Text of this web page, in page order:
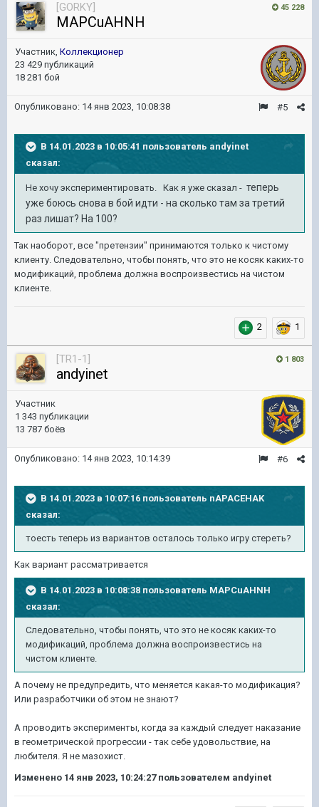
45 228
[GORKY]
MAPCuAHNH
Участник, Коллекционер
23 429 публикаций
18 281 бой
#5
Опубликовано: 14 янв 2023, 10:08:38
В 14.01.2023 в 10:05:41 пользователь andyinet
сказал:
Не хочу экспериментировать. Как я уже сказал - теперь
уже боюсь снова в бой идти - на сколько там за третий
раз лишат? На 100?
Так наоборот, все "претензии" принимаются только к чистому
клиенту. Следовательно, чтобы понять, что это не косяк каких-то
модификаций, проблема должна воспроизвестись на чистом
клиенте.
2 1
1 803
[TR1-1]
andyinet
Участник
1 343 публикации
13 787 боёв
#6
Опубликовано: 14 янв 2023, 10:14:39
В 14.01.2023 в 10:07:16 пользователь nAPACEHAK
сказал:
тоесть теперь из вариантов осталось только игру стереть?
Как вариант рассматривается
В 14.01.2023 в 10:08:38 пользователь MAPCuAHNH
сказал:
Следовательно, чтобы понять, что это не косяк каких-то
модификаций, проблема должна воспроизвестись на
чистом клиенте.
А почему не предупредить, что меняется какая-то модификация?
Или разработчики об этом не знают?
А проводить эксперименты, когда за каждый следует наказание
в геометрической прогрессии - так себе удовольствие, на
любителя. Я не мазохист.
Изменено 14 янв 2023, 10:24:27пользователем andyinet